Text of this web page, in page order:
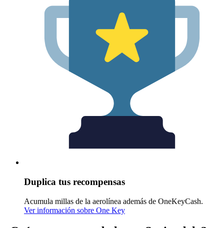
Duplica tus recompensas
Acumula millas de la aerolínea además de OneKeyCash.
Ver información sobre One Key